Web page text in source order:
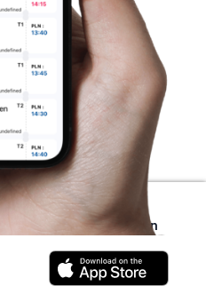
Uygulamaları alın